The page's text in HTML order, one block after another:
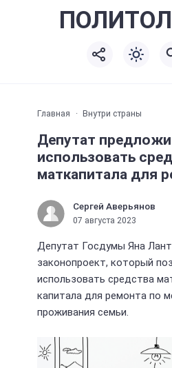
ПОЛИТО
Главная Внутри страны
Депутат
использовать
маткапитала для
Сергей Аверьянов
07 августа 2023
Депутат Госдумы Яна
законопроект, который
использовать средства
капитала для ремонта по
проживания семьи.